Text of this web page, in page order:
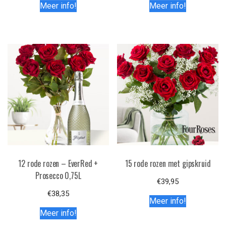
Meer info! Meer info!
12 rode rozen – EverRed +
Prosecco 0,75L
€38,35
Meer info!
15 rode rozen met gipskruid
€39,95
Meer info!